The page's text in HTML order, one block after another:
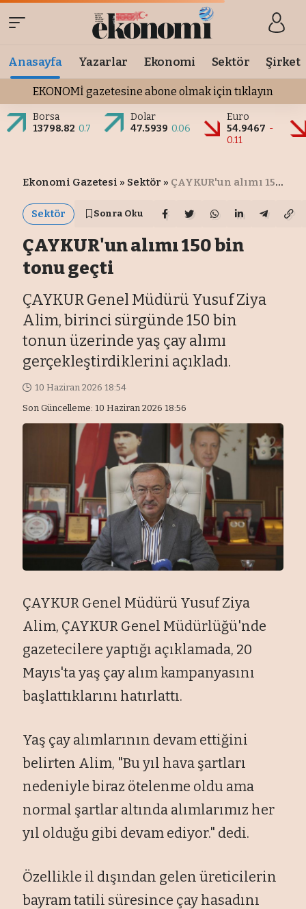
Anasayfa Yazarlar Ekonomi Sektör Şirket
EKONOMİ gazetesine abone olmak için tıklayın
Borsa
13798.82 0.7
Dolar
47.5939 0.06
Euro
54.9467 -
0.11
Ekonomi Gazetesi » Sektör » ÇAYKUR'un alımı 150 bin tonu geçti
Sektör Sonra Oku
ÇAYKUR'un alımı 150 bin
tonu geçti
ÇAYKUR Genel Müdürü Yusuf Ziya
Alim, birinci sürgünde 150 bin
tonun üzerinde yaş çay alımı
gerçekleştirdiklerini açıkladı.
Son Güncelleme: 10 Haziran 2026 18:56
10 Haziran 2026 18:54
ÇAYKUR Genel Müdürü Yusuf Ziya
Alim, ÇAYKUR Genel Müdürlüğü'nde
gazetecilere yaptığı açıklamada, 20
Mayıs'ta yaş çay alım kampanyasını
başlattıklarını hatırlattı.
Yaş çay alımlarının devam ettiğini
belirten Alim, "Bu yıl hava şartları
nedeniyle biraz ötelenme oldu ama
normal şartlar altında alımlarımız her
yıl olduğu gibi devam ediyor." dedi.
Özellikle il dışından gelen üreticilerin
bayram tatili süresince çay hasadını